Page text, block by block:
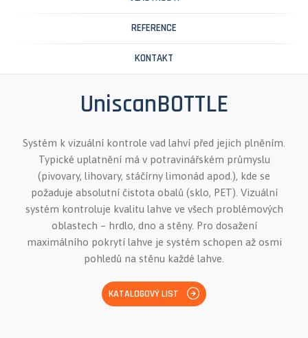
REFERENCE
KONTAKT
UniscanBOTTLE
Systém k vizuální kontrole vad lahví před jejich plněním.
Typické uplatnění má v potravinářském průmyslu
(pivovary, lihovary, stáčírny limonád apod.), kde se
požaduje absolutní čistota obalů (sklo, PET). Vizuální
systém kontroluje kvalitu lahve ve všech problémových
oblastech – hrdlo, dno a stěny. Pro dosažení
maximálního pokrytí lahve je systém schopen až osmi
pohledů na stěnu každé lahve.
KATALOGOVÝ LIST